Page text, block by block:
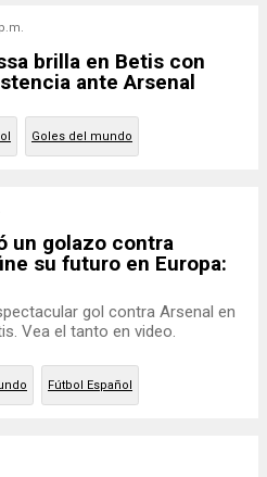
brilla en Betis con
ante Arsenal
Goles del mundo
un golazo contra
su futuro en Europa:
gol contra Arsenal en
Vea el tanto en video.
Fútbol Español